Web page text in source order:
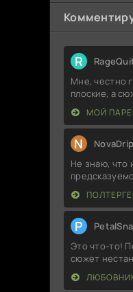
R
Мне, честно
плоские, а
МОЙ
N NovaDrip
Не знаю, что
P
Это что-то!
сюжет